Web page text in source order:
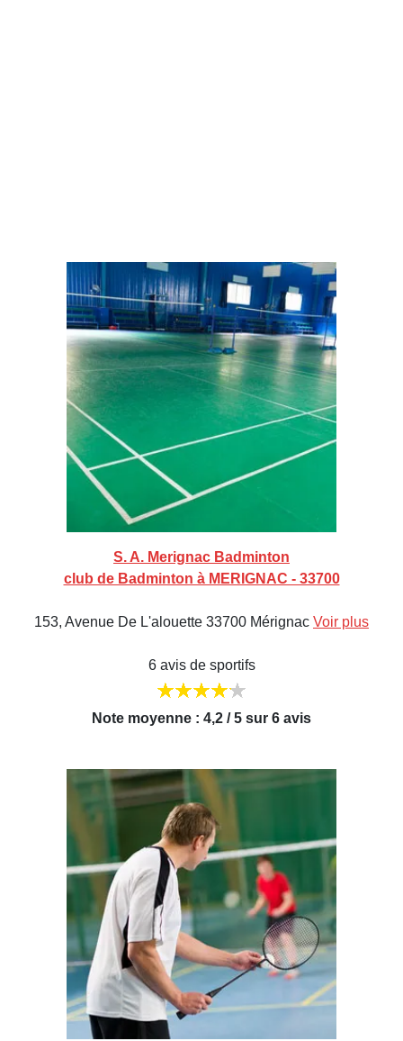
S. A. Merignac Badminton
club de Badminton à MERIGNAC - 33700
153, Avenue De L'alouette 33700 Mérignac Voir plus
6 avis de sportifs
Note moyenne : 4,2 / 5 sur 6 avis